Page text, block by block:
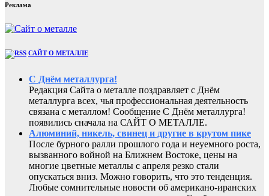
Реклама
САЙТ О МЕТАЛЛЕ
С Днём металлурга!
Редакция Сайта о металле поздравляет с Днём
металлурга всех, чья профессиональная деятельность
связана с металлом! Сообщение С Днём металлурга!
появились сначала на САЙТ О МЕТАЛЛЕ.
Алюминий, никель, свинец и другие в крутом пике
После бурного ралли прошлого года и неуемного роста,
вызванного войной на Ближнем Востоке, цены на
многие цветные металлы с апреля резко стали
опускаться вниз. Можно говорить, что это тенденция.
Любые сомнительные новости об американо-иранских